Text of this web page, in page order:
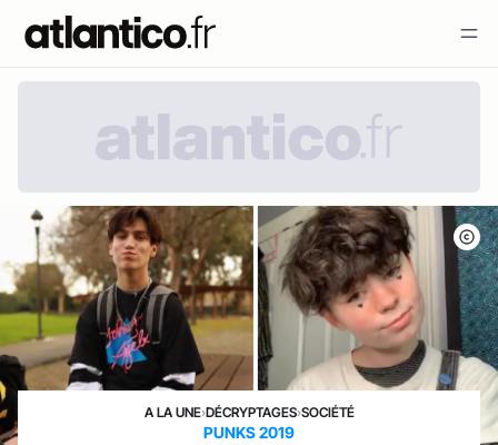
A LA UNE›DÉCRYPTAGES›SOCIÉTÉ
PUNKS 2019